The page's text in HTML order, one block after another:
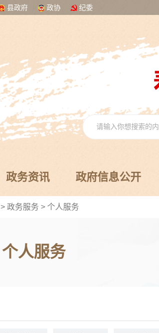
县政府 政协 纪委
政务资讯 政府信息公开
> 政务服务 > 个人服务
个人服务